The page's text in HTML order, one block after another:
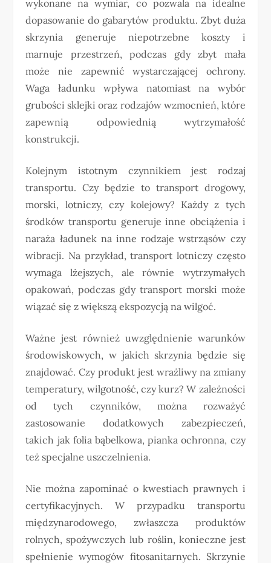
wykonane na wymiar, co pozwala na idealne
dopasowanie do gabarytów produktu. Zbyt duża
skrzynia generuje niepotrzebne koszty i
marnuje przestrzeń, podczas gdy zbyt mała
może nie zapewnić wystarczającej ochrony.
Waga ładunku wpływa natomiast na wybór
grubości sklejki oraz rodzajów wzmocnień, które
zapewnią odpowiednią wytrzymałość
konstrukcji.
Kolejnym istotnym czynnikiem jest rodzaj
transportu. Czy będzie to transport drogowy,
morski, lotniczy, czy kolejowy? Każdy z tych
środków transportu generuje inne obciążenia i
naraża ładunek na inne rodzaje wstrząsów czy
wibracji. Na przykład, transport lotniczy często
wymaga lżejszych, ale równie wytrzymałych
opakowań, podczas gdy transport morski może
wiązać się z większą ekspozycją na wilgoć.
Ważne jest również uwzględnienie warunków
środowiskowych, w jakich skrzynia będzie się
znajdować. Czy produkt jest wrażliwy na zmiany
temperatury, wilgotność, czy kurz? W zależności
od tych czynników, można rozważyć
zastosowanie dodatkowych zabezpieczeń,
takich jak folia bąbelkowa, pianka ochronna, czy
też specjalne uszczelnienia.
Nie można zapominać o kwestiach prawnych i
certyfikacyjnych. W przypadku transportu
międzynarodowego, zwłaszcza produktów
rolnych, spożywczych lub roślin, konieczne jest
spełnienie wymogów fitosanitarnych. Skrzynie